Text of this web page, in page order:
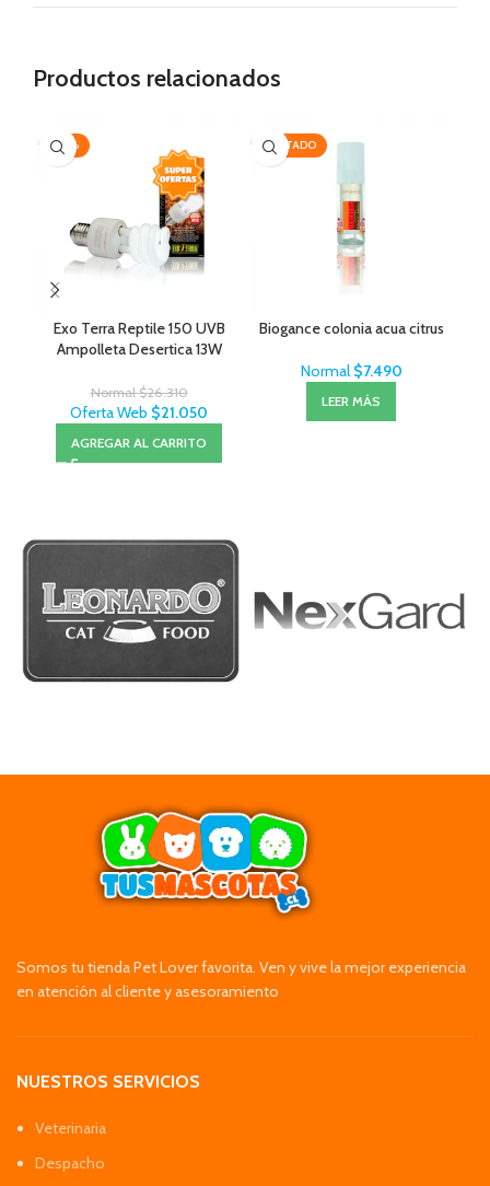
Productos relacionados
-20%
Exo Terra Reptile 150 UVB
Ampolleta Desertica 13W
Normal$26.310
Oferta Web $21.050
AGREGAR AL CARRITO
AGOTADO
Biogance colonia acua citrus
Normal $7.490
LEER MÁS
Somos tu tienda Pet Lover favorita. Ven y vive la mejor experiencia
en atención al cliente y asesoramiento
NUESTROS SERVICIOS
Veterinaria
Despacho